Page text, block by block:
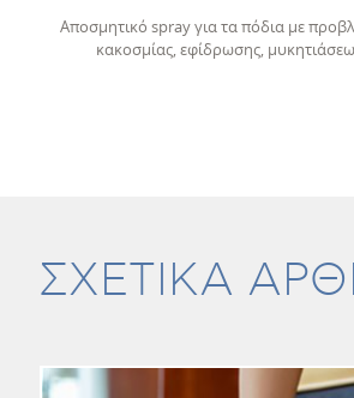
Αποσμητικό spray για τα πόδια με
κακοσμίας, εφίδρωσης,
ΣΧΕΤΙΚΑ